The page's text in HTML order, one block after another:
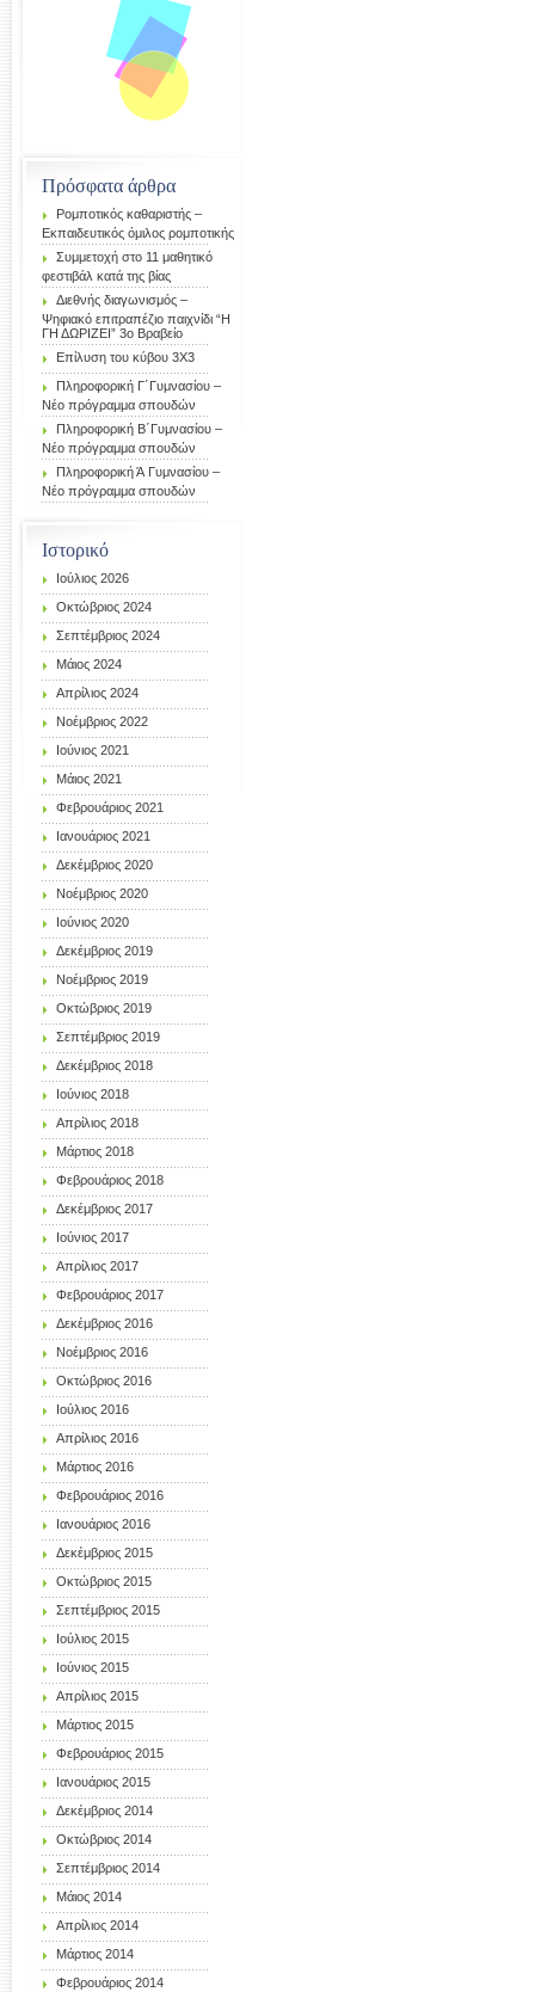
Πρόσφατα άρθρα
Ρομποτικός καθαριστής –
Εκπαιδευτικός όμιλος ρομποτικής
Συμμετοχή στο 11 μαθητικό
φεστιβάλ κατά της βίας
Διεθνής διαγωνισμός –
Ψηφιακό επιτραπέζιο παιχνίδι “Η
ΓΗ ΔΩΡΙΖΕΙ” 3ο Βραβείο
Επίλυση του κύβου 3Χ3
Πληροφορική Γ΄Γυμνασίου –
Νέο πρόγραμμα σπουδών
Πληροφορική Β΄Γυμνασίου –
Νέο πρόγραμμα σπουδών
Πληροφορική Ά Γυμνασίου –
Νέο πρόγραμμα σπουδών
Ιστορικό
Ιούλιος 2026
Οκτώβριος 2024
Σεπτέμβριος 2024
Μάιος 2024
Απρίλιος 2024
Νοέμβριος 2022
Ιούνιος 2021
Μάιος 2021
Φεβρουάριος 2021
Ιανουάριος 2021
Δεκέμβριος 2020
Νοέμβριος 2020
Ιούνιος 2020
Δεκέμβριος 2019
Νοέμβριος 2019
Οκτώβριος 2019
Σεπτέμβριος 2019
Δεκέμβριος 2018
Ιούνιος 2018
Απρίλιος 2018
Μάρτιος 2018
Φεβρουάριος 2018
Δεκέμβριος 2017
Ιούνιος 2017
Απρίλιος 2017
Φεβρουάριος 2017
Δεκέμβριος 2016
Νοέμβριος 2016
Οκτώβριος 2016
Ιούλιος 2016
Απρίλιος 2016
Μάρτιος 2016
Φεβρουάριος 2016
Ιανουάριος 2016
Δεκέμβριος 2015
Οκτώβριος 2015
Σεπτέμβριος 2015
Ιούλιος 2015
Ιούνιος 2015
Απρίλιος 2015
Μάρτιος 2015
Φεβρουάριος 2015
Ιανουάριος 2015
Δεκέμβριος 2014
Οκτώβριος 2014
Σεπτέμβριος 2014
Μάιος 2014
Απρίλιος 2014
Μάρτιος 2014
Φεβρουάριος 2014